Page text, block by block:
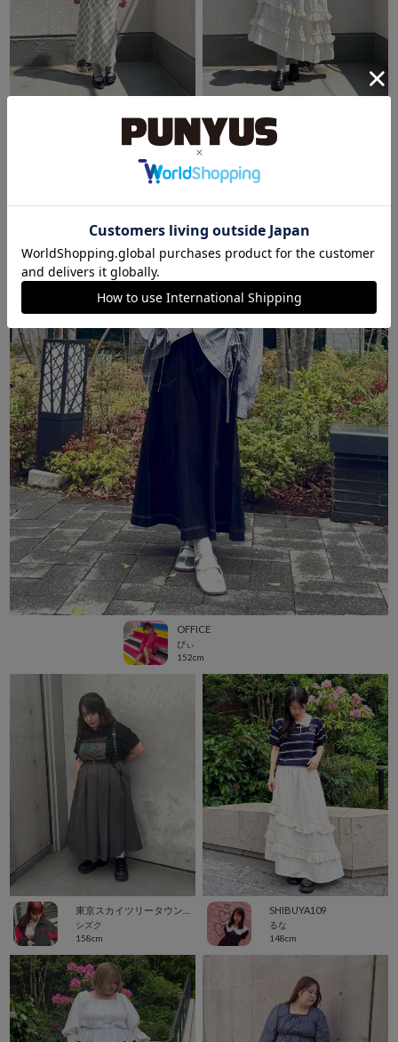
PUNYUS原宿竹下通り PUNYUS原宿竹下通り
ほのか
159cm
OFFICE
ぴぃ
152cm
シズク
158cm
SHIBUYA109
るな
148cm